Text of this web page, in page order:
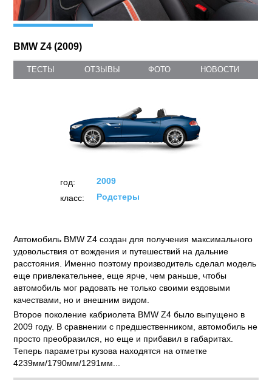
BMW Z4 (2009)
ТЕСТЫ ОТЗЫВЫ ФОТО НОВОСТИ
год:
2009
класс:
Родстеры
Автомобиль BMW Z4 создан для получения максимального
удовольствия от вождения и путешествий на дальние
расстояния. Именно поэтому производитель сделал модель
еще привлекательнее, еще ярче, чем раньше, чтобы
автомобиль мог радовать не только своими ездовыми
качествами, но и внешним видом.
Второе поколение кабриолета BMW Z4 было выпущено в
2009 году. В сравнении с предшественником, автомобиль не
просто преобразился, но еще и прибавил в габаритах.
Теперь параметры кузова находятся на отметке
4239мм/1790мм/1291мм...